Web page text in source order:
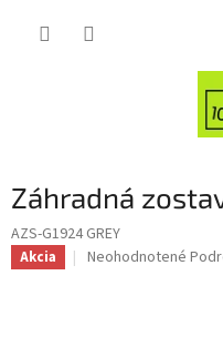
Záhradná
AZS-G1924 GREY
Akcia
Priemerné
Neohodnotené